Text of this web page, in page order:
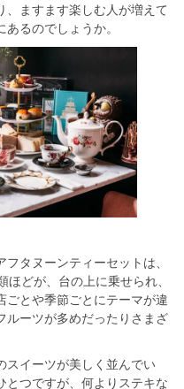
、ますます楽しむ人が増えて
るのでしょうか。
タヌーンティーセットは、
どが、台の上に乗せられ、
ごとや季節ごとにテーマが違
ルーツが多めだったりさまざ
スイーツが美しく並んでい
とつですが、何よりステキな